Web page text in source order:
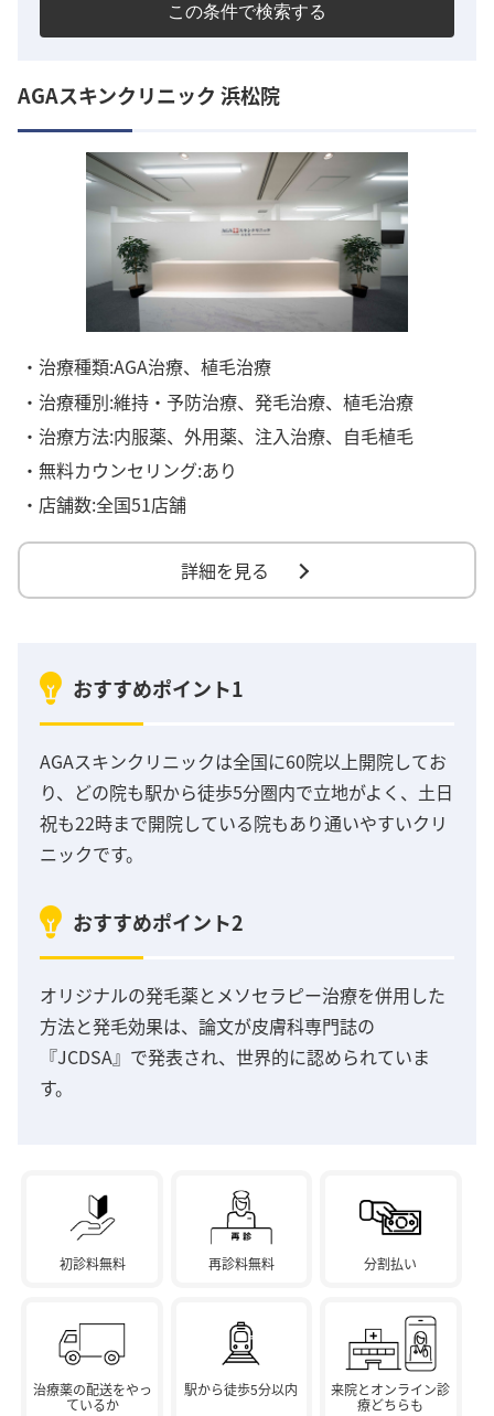
この条件で検索する
AGAスキンクリニック 浜松院
・治療種類:AGA治療、植毛治療
・治療種別:維持・予防治療、発毛治療、植毛治療
・治療方法:内服薬、外用薬、注入治療、自毛植毛
・無料カウンセリング:あり
・店舗数:全国51店舗
詳細を見る
おすすめポイント1
AGAスキンクリニックは全国に60院以上開院してお
り、どの院も駅から徒歩5分圏内で立地がよく、土日
祝も22時まで開院している院もあり通いやすいクリ
ニックです。
おすすめポイント2
オリジナルの発毛薬とメソセラピー治療を併用した
方法と発毛効果は、論文が皮膚科専門誌の
『JCDSA』で発表され、世界的に認められていま
す。
初診料無料 再診料無料 分割払い
治療薬の配送をやっ
ているか
駅から徒歩5分以内
来院とオンライン診
療どちらも